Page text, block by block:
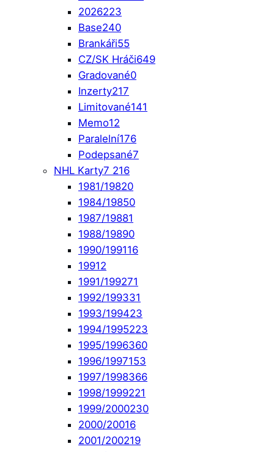
2026223
Base240
Brankáři55
CZ/SK Hráči649
Gradované0
Inzerty217
Limitované141
Memo12
Paralelní176
Podepsané7
NHL Karty7 216
1981/19820
1984/19850
1987/19881
1988/19890
1990/199116
19912
1991/199271
1992/199331
1993/199423
1994/1995223
1995/1996360
1996/1997153
1997/1998366
1998/1999221
1999/2000230
2000/20016
2001/200219